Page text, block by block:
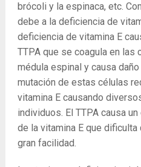
brócoli y la espinaca, etc.
debe a la deficiencia de
deficiencia de vitamina E
TTPA que se coagula en las
médula espinal y causa
mutación de estas células
vitamina E causando
individuos. El TTPA causa
de la vitamina E que
gran facilidad.